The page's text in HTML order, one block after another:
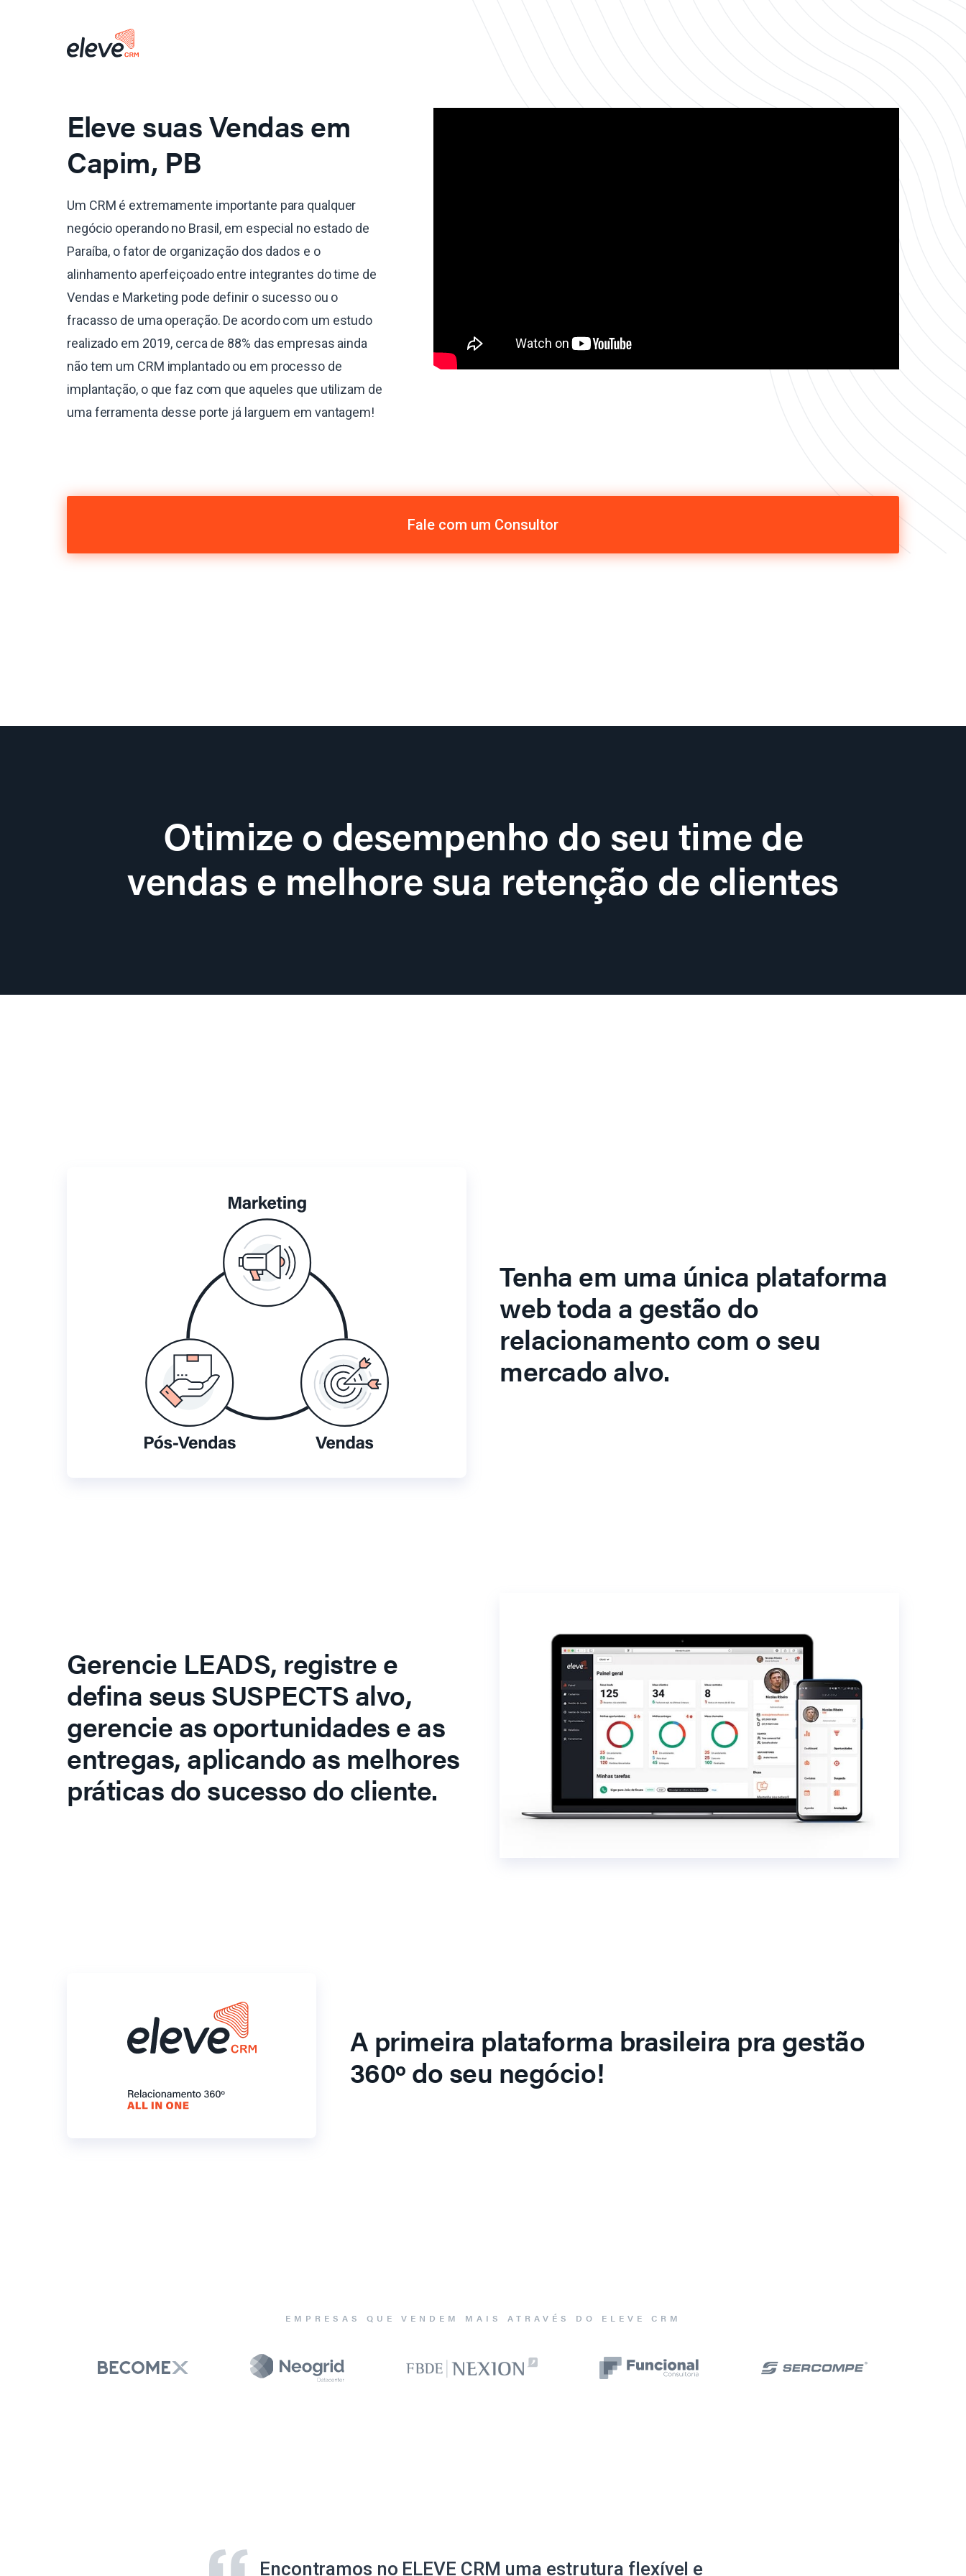
Eleve suas Vendas em
Capim, PB
Um CRM é extremamente importante para qualquer
negócio operando no Brasil, em especial no estado de
Paraíba, o fator de organização dos dados e o
alinhamento aperfeiçoado entre integrantes do time de
Vendas e Marketing pode definir o sucesso ou o
fracasso de uma operação. De acordo com um estudo
realizado em 2019, cerca de 88% das empresas ainda
não tem um CRM implantado ou em processo de
implantação, o que faz com que aqueles que utilizam de
uma ferramenta desse porte já larguem em vantagem!
Fale com um Consultor
Otimize o desempenho do seu time de
vendas e melhore sua retenção de clientes
Tenha em uma única plataforma
web toda a gestão do
relacionamento com o seu
mercado alvo.
Gerencie LEADS, registre e
defina seus SUSPECTS alvo,
gerencie as oportunidades e as
entregas, aplicando as melhores
práticas do sucesso do cliente.
A primeira plataforma brasileira pra gestão
360º do seu negócio!
EMPRESAS QUE VENDEM MAIS ATRAVÉS DO ELEVE CRM
Encontramos no ELEVE CRM uma estrutura flexível e